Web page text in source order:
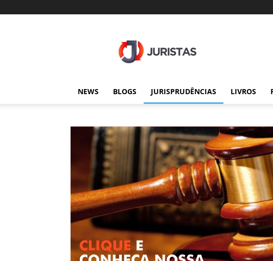
NEWS BLOGS JURISPRUDÊNCIAS LIVROS